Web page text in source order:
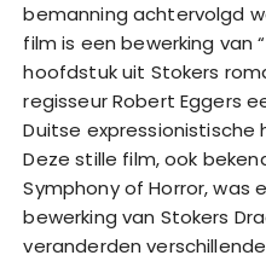
bemanning achtervolgd
film is een bewerking van
hoofdstuk uit Stokers
regisseur Robert Eggers
Duitse expressionistische
Deze stille film, ook
Symphony of Horror, was
bewerking van Stokers
veranderden